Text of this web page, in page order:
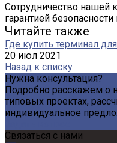
Сотрудничество нашей
гарантией
Читайте также
Где купить терминал
20 июл 2021
Назад к списку
Нужна консультация?
Подробно расскажем о
типовых проектах,
индивидуальное
Связаться с нами